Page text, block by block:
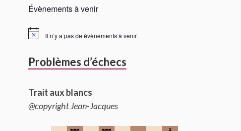
Évènements à venir
Il n’y a pas de évènements à venir.
Problèmes d’échecs
Trait aux blancs
@copyright Jean-Jacques